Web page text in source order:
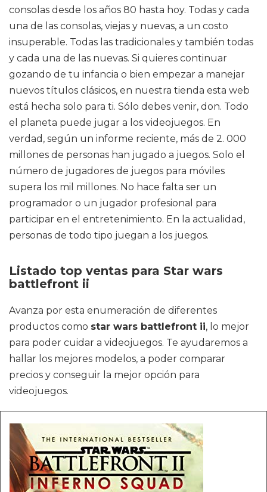
consolas desde los años 80 hasta hoy. Todas y cada
una de las consolas, viejas y nuevas, a un costo
insuperable. Todas las tradicionales y también todas
y cada una de las nuevas. Si quieres continuar
gozando de tu infancia o bien empezar a manejar
nuevos títulos clásicos, en nuestra tienda esta web
está hecha solo para ti. Sólo debes venir, don. Todo
el planeta puede jugar a los videojuegos. En
verdad, según un informe reciente, más de 2. 000
millones de personas han jugado a juegos. Solo el
número de jugadores de juegos para móviles
supera los mil millones. No hace falta ser un
programador o un jugador profesional para
participar en el entretenimiento. En la actualidad,
personas de todo tipo juegan a los juegos.
Listado top ventas para Star wars
battlefront ii
Avanza por esta enumeración de diferentes
productos como star wars battlefront ii, lo mejor
para poder cuidar a videojuegos. Te ayudaremos a
hallar los mejores modelos, a poder comparar
precios y conseguir la mejor opción para
videojuegos.